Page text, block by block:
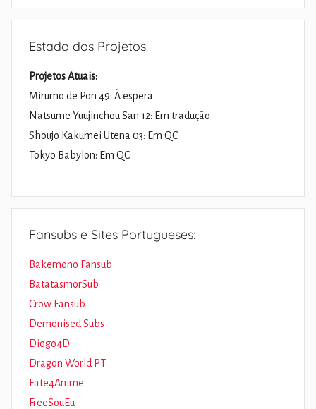
Estado dos Projetos
Projetos Atuais:
Mirumo de Pon 49: À espera
Natsume Yuujinchou San 12: Em tradução
Shoujo Kakumei Utena 03: Em QC
Tokyo Babylon: Em QC
Fansubs e Sites Portugueses:
Bakemono Fansub
BatatasmorSub
Crow Fansub
Demonised Subs
Diogo4D
Dragon World PT
Fate4Anime
FreeSouEu